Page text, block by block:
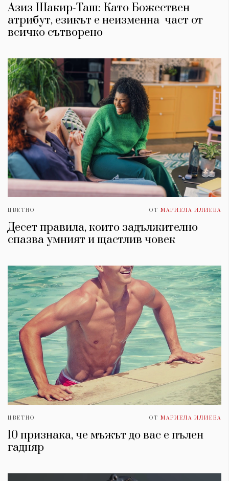
Азиз Шакир-Таш: Като Божествен
атрибут, езикът е неизменна част от
всичко сътворено
ЦВЕТНО ОТ МАРИЕЛА ИЛИЕВА
Десет правила, които задължително
спазва умният и щастлив човек
ЦВЕТНО ОТ МАРИЕЛА ИЛИЕВА
10 признака, че мъжът до вас е пълен
гадняр